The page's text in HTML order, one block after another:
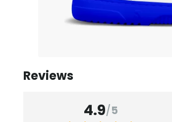
Reviews
4.9/5